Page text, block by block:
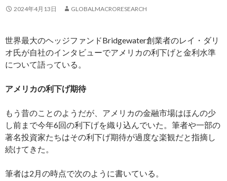
2024年4月13日 GLOBALMACRORESEARCH
世界最大のヘッジファンドBridgewater創業者のレイ・ダリ
オ氏が自社のインタビューでアメリカの利下げと金利水準
について語っている。
アメリカの利下げ期待
もう昔のことのようだが、アメリカの金融市場はほんの少
し前まで今年6回の利下げを織り込んでいた。筆者や一部の
著名投資家たちはその利下げ期待が過度な楽観だと指摘し
続けてきた。
筆者は2月の時点で次のように書いている。